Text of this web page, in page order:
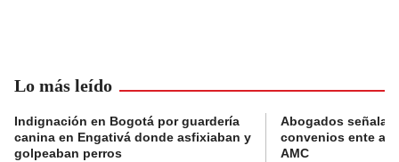
Lo más leído
Indignación en Bogotá por guardería
canina en Engativá donde asfixiaban y
golpeaban perros
Abogados
convenios ente
AMC